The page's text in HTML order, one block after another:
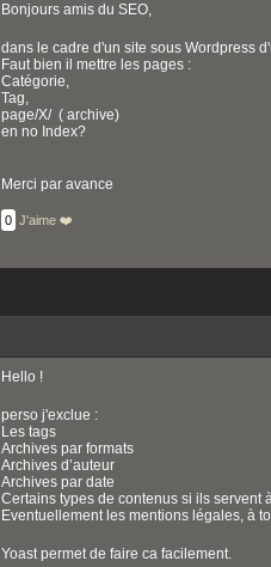
Bonjours amis du SEO,
dans le cadre d'un site sous Wordpress
Faut bien il mettre les pages :
Catégorie,
Tag,
page/X/ ( archive)
en no Index?
Merci par avance
0 J'aime ❤️
Hello !
perso j'exclue :
Les tags
Archives par formats
Archives d’auteur
Archives par date
Certains types de contenus si ils servent
Eventuellement les mentions légales, à
Yoast permet de faire ca facilement.